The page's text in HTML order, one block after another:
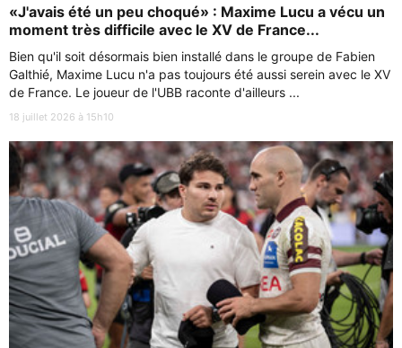
«J'avais été un peu choqué» : Maxime Lucu a vécu un
moment très difficile avec le XV de France...
Bien qu'il soit désormais bien installé dans le groupe de Fabien
Galthié, Maxime Lucu n'a pas toujours été aussi serein avec le XV
de France. Le joueur de l'UBB raconte d'ailleurs ...
18 juillet 2026 à 15h10